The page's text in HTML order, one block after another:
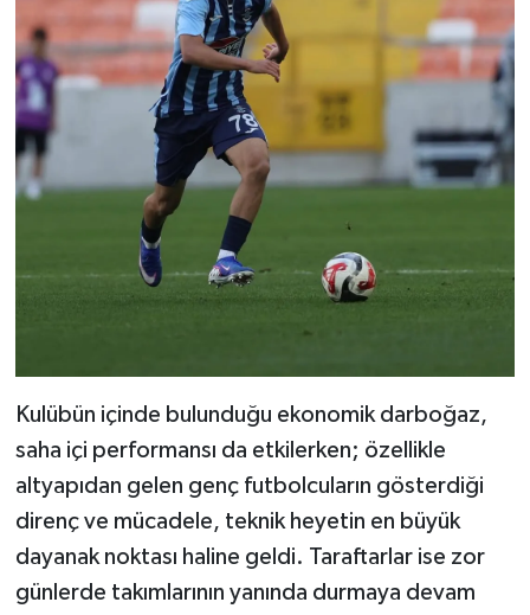
Kulübün içinde bulunduğu ekonomik darboğaz,
saha içi performansı da etkilerken; özellikle
altyapıdan gelen genç futbolcuların gösterdiği
direnç ve mücadele, teknik heyetin en büyük
dayanak noktası haline geldi. Taraftarlar ise zor
günlerde takımlarının yanında durmaya devam